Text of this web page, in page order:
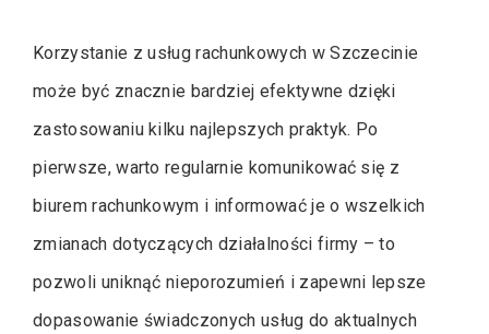
Korzystanie z usług rachunkowych w Szczecinie
może być znacznie bardziej efektywne dzięki
zastosowaniu kilku najlepszych praktyk. Po
pierwsze, warto regularnie komunikować się z
biurem rachunkowym i informować je o wszelkich
zmianach dotyczących działalności firmy – to
pozwoli uniknąć nieporozumień i zapewni lepsze
dopasowanie świadczonych usług do aktualnych